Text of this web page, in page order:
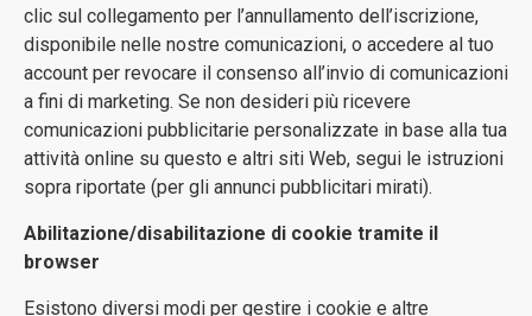
clic sul collegamento per l’annullamento dell’iscrizione,
disponibile nelle nostre comunicazioni, o accedere al tuo
account per revocare il consenso all’invio di comunicazioni
a fini di marketing. Se non desideri più ricevere
comunicazioni pubblicitarie personalizzate in base alla tua
attività online su questo e altri siti Web, segui le istruzioni
sopra riportate (per gli annunci pubblicitari mirati).
Abilitazione/disabilitazione di cookie tramite il
browser
Esistono diversi modi per gestire i cookie e altre